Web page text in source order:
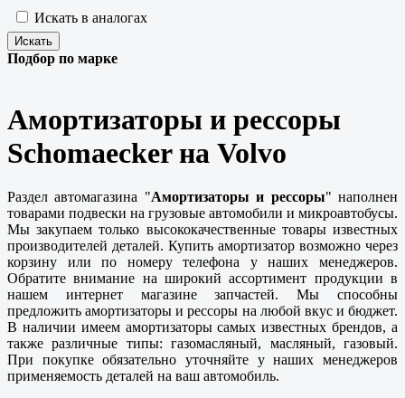
Искать в аналогах
Подбор по марке
Амортизаторы и рессоры
Schomaecker на Volvo
Раздел автомагазина "Амортизаторы и рессоры" наполнен
товарами подвески на грузовые автомобили и микроавтобусы.
Мы закупаем только высококачественные товары известных
производителей деталей. Купить амортизатор возможно через
корзину или по номеру телефона у наших менеджеров.
Обратите внимание на широкий ассортимент продукции в
нашем интернет магазине запчастей. Мы способны
предложить амортизаторы и рессоры на любой вкус и бюджет.
В наличии имеем амортизаторы самых известных брендов, а
также различные типы: газомасляный, масляный, газовый.
При покупке обязательно уточняйте у наших менеджеров
применяемость деталей на ваш автомобиль.